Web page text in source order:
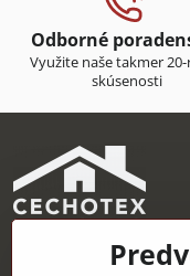
Odborné
Využite naše takmer
skúsenosti
CECHOTEX s.r.o.